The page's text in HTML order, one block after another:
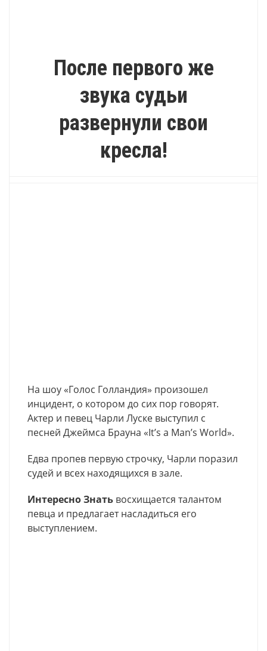
После первого же
звука судьи
развернули свои
кресла!
На шоу «Голос Голландия» произошел
инцидент, о котором до сих пор говорят.
Актер и певец Чарли Луске выступил с
песней Джеймса Брауна «It’s a Man’s World».
Едва пропев первую строчку, Чарли поразил
судей и всех находящихся в зале.
Интересно Знать восхищается талантом
певца и предлагает насладиться его
выступлением.